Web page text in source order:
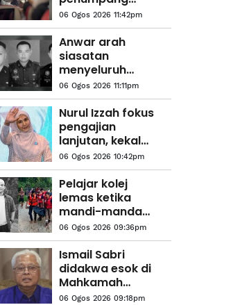
didakwa cuba
buka pintu
kecemasan
06 Ogos 2026 11:42pm
Anwar arah
siasatan
menyeluruh
kejadian anggota
polis maut di
Beaufort
06 Ogos 2026 11:11pm
Nurul Izzah fokus
pengajian
lanjutan, kekal
sebagai anggota
PKR
06 Ogos 2026 10:42pm
Pelajar kolej
lemas ketika
mandi-manda
bersama
sembilan rakan
06 Ogos 2026 09:36pm
Ismail Sabri
didakwa esok di
Mahkamah
Sesyen Kuala
06 Ogos 2026 09:18pm